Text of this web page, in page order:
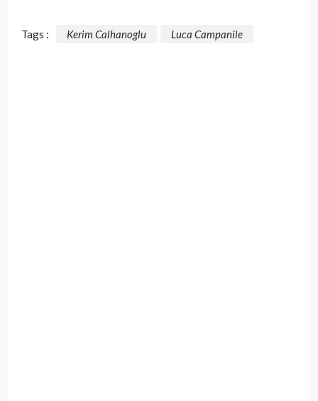
Tags : Kerim Calhanoglu Luca Campanile